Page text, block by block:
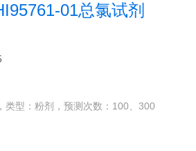
01总氯试剂
类型：粉剂，预测次数：100、300